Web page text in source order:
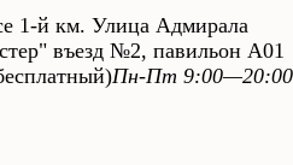
1-й км. Улица Адмирала
въезд №2, павильон А01
Пн-Пт